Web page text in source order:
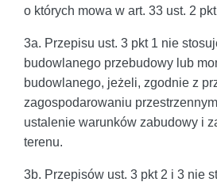
o których mowa w art. 33 ust. 2
3a. Przepisu ust. 3 pkt 1 nie
budowlanego przebudowy lub
budowlanego, jeżeli, zgodnie z
zagospodarowaniu
ustalenie warunków zabudowy i
terenu.
3b. Przepisów ust. 3 pkt 2 i 3 nie